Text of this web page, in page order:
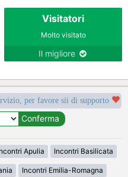
Visitatori
Molto visitato
Il migliore
per favore sii di supporto
Apulia Incontri Basilicata
Incontri Emilia-Romagna